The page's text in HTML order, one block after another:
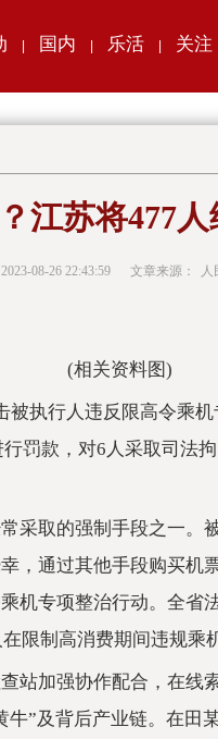
国内 乐活 关注
江苏将477
2023-08-26 22:43:59 文章来源： 人
(相关资料图)
被执行人违反限高令乘
罚款，对6人采取司法
采取的强制手段之一。
，通过其他手段购买机
机专项整治行动。全省
限制高消费期间违规乘
站加强协作配合，在线
”及背后产业链。在田